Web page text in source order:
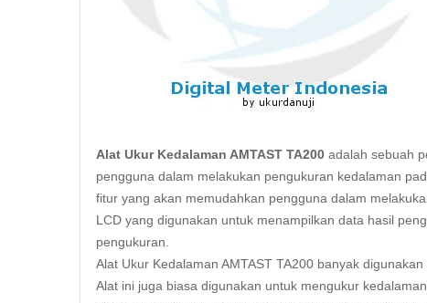
Alat Ukur Kedalaman AMTAST TA200 adalah sebuah
pengguna dalam melakukan pengukuran kedalaman
fitur yang akan memudahkan pengguna dalam
LCD yang digunakan untuk menampilkan data hasil
pengukuran.
Alat Ukur Kedalaman AMTAST TA200 banyak
Alat ini juga biasa digunakan untuk mengukur